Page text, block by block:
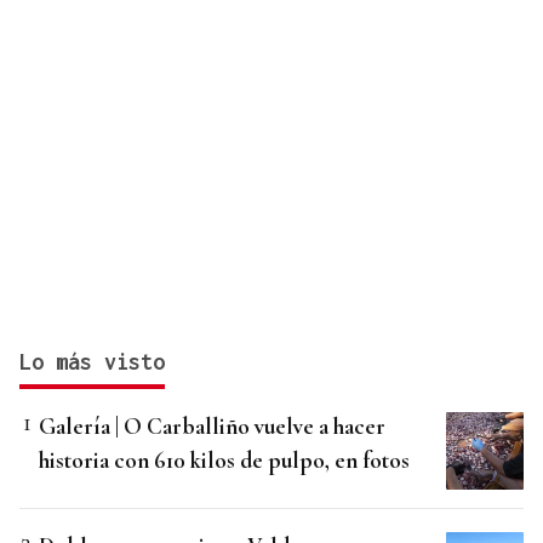
Lo más visto
Galería | O Carballiño vuelve a hacer
historia con 610 kilos de pulpo, en fotos